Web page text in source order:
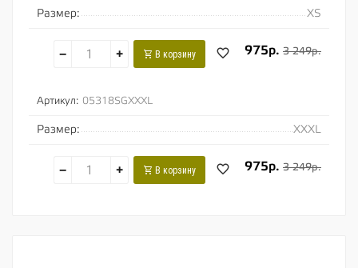
Размер: XS
975р. 3 249р.
− + В корзину
Артикул: 05318SGXXXL
Размер: XXXL
975р. 3 249р.
− + В корзину